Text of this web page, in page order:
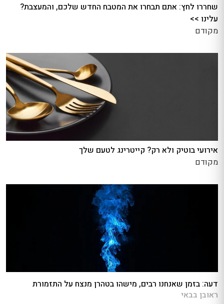
שחררו לחץ: אתם תבחרו את המטבח החדש שלכם, והמעצבת?
עלינו >>
מקודם
אירועי בוטיק ולא רק? קייטרינג לטעם שלך
מקודם
דעה: בזמן שאנחנו רבים, מישהו בטהרן מנצח על התזמורת
ראובן בבאי